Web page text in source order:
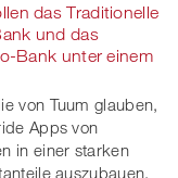
das Traditionelle
und das
Bank unter einem
von Tuum glauben,
Apps von
in einer starken
auszubauen.